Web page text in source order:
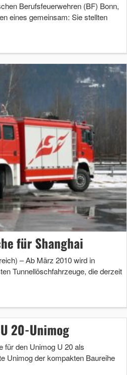
Berufsfeuerwehren (BF) Bonn,
eines gemeinsam: Sie stellten
für Shanghai
– Ab März 2010 wird in
Tunnellöschfahrzeuge, die derzeit
20-Unimog
für den Unimog U 20 als
Unimog der kompakten Baureihe